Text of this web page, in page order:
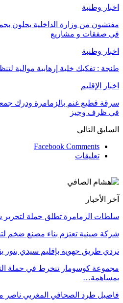
اخبار وطنبة
مفتشون من وزارة الداخلية يحلون
في صفقات و مشاريع
اخبار وطنبة
طنجة : تفكيك خلية إرهابية موالية
اخبار الإقليم
سرقة قطيع غنم بالزمامرة ودرك
في ظرف وجيز
السابق التالي
Facebook Comments
تعليقات
آخر الأخبار
سلطات الزمامرة تطلق حملة لتحرير
شركة صينية تعتزم بناء مصنع ضخم
تردي طريق جهوية بإقليم سيدي بنور
مجموعة كوسومار تنخرط في حملة
بمساهمة…
فاصيل طرد الصحافي المغربي ناصر